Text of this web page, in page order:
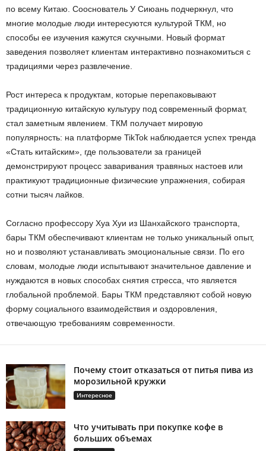
по всему Китаю. Сооснователь У Сиюань подчеркнул, что
многие молодые люди интересуются культурой ТКМ, но
способы ее изучения кажутся скучными. Новый формат
заведения позволяет клиентам интерактивно познакомиться с
традициями через развлечение.
Рост интереса к продуктам, которые перепаковывают
традиционную китайскую культуру под современный формат,
стал заметным явлением. ТКМ получает мировую
популярность: на платформе TikTok наблюдается успех тренда
«Стать китайским», где пользователи за границей
демонстрируют процесс заваривания травяных настоев или
практикуют традиционные физические упражнения, собирая
сотни тысяч лайков.
Согласно профессору Хуа Хуи из Шанхайского транспорта,
бары ТКМ обеспечивают клиентам не только уникальный опыт,
но и позволяют устанавливать эмоциональные связи. По его
словам, молодые люди испытывают значительное давление и
нуждаются в новых способах снятия стресса, что является
глобальной проблемой. Бары ТКМ представляют собой новую
форму социального взаимодействия и оздоровления,
отвечающую требованиям современности.
Почему стоит отказаться от питья пива из
морозильной кружки
Интересное
Что учитывать при покупке кофе в
больших объемах